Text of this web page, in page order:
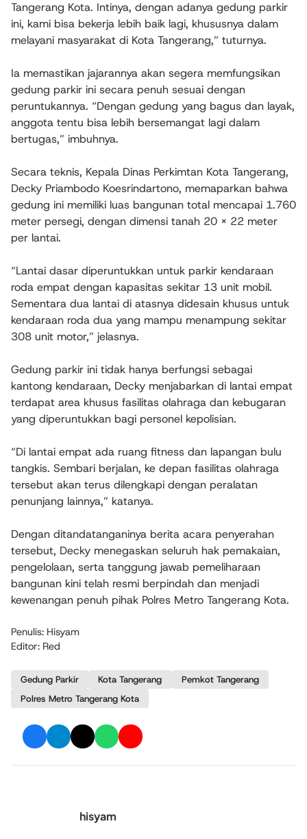
Tangerang Kota. Intinya, dengan adanya gedung parkir
ini, kami bisa bekerja lebih baik lagi, khususnya dalam
melayani masyarakat di Kota Tangerang,” tuturnya.
Ia memastikan jajarannya akan segera memfungsikan
gedung parkir ini secara penuh sesuai dengan
peruntukannya. “Dengan gedung yang bagus dan layak,
anggota tentu bisa lebih bersemangat lagi dalam
bertugas,” imbuhnya.
Secara teknis, Kepala Dinas Perkimtan Kota Tangerang,
Decky Priambodo Koesrindartono, memaparkan bahwa
gedung ini memiliki luas bangunan total mencapai 1.760
meter persegi, dengan dimensi tanah 20 x 22 meter
per lantai.
“Lantai dasar diperuntukkan untuk parkir kendaraan
roda empat dengan kapasitas sekitar 13 unit mobil.
Sementara dua lantai di atasnya didesain khusus untuk
kendaraan roda dua yang mampu menampung sekitar
308 unit motor,” jelasnya.
Gedung parkir ini tidak hanya berfungsi sebagai
kantong kendaraan, Decky menjabarkan di lantai empat
terdapat area khusus fasilitas olahraga dan kebugaran
yang diperuntukkan bagi personel kepolisian.
“Di lantai empat ada ruang fitness dan lapangan bulu
tangkis. Sembari berjalan, ke depan fasilitas olahraga
tersebut akan terus dilengkapi dengan peralatan
penunjang lainnya,” katanya.
Dengan ditandatanganinya berita acara penyerahan
tersebut, Decky menegaskan seluruh hak pemakaian,
pengelolaan, serta tanggung jawab pemeliharaan
bangunan kini telah resmi berpindah dan menjadi
kewenangan penuh pihak Polres Metro Tangerang Kota.
Penulis: Hisyam
Editor: Red
Gedung Parkir Kota Tangerang
Pemkot Tangerang
Polres Metro Tangerang Kota
hisyam